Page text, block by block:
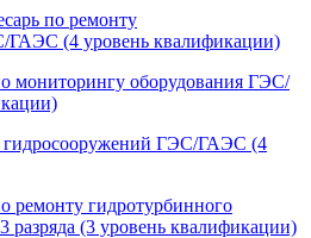
по ремонту
ГАЭС (4 уровень квалификации)
мониторингу оборудования ГЭС/
гидросооружений ГЭС/ГАЭС (4
ремонту гидротурбинного
(3 уровень квалификации)